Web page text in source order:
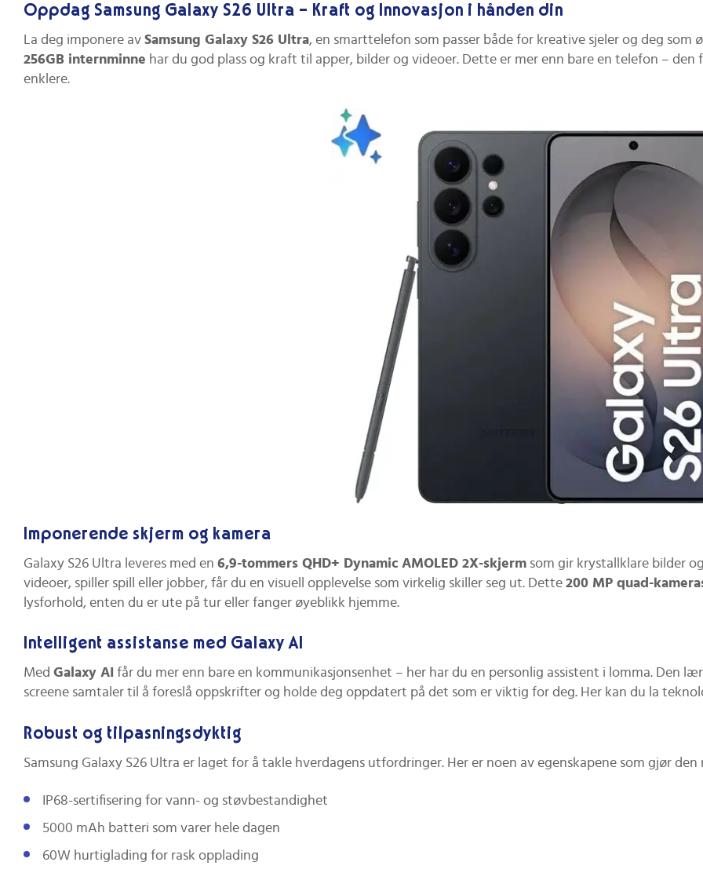
Oppdag Samsung Galaxy S26 Ultra – Kraft og Innovasjon i hånden din
La deg imponere av Samsung Galaxy S26 Ultra, en smarttelefon som passer både for kreative sjeler og deg som
256GB internminne har du god plass og kraft til apper, bilder og videoer. Dette er mer enn bare en telefon –
enklere.
Imponerende skjerm og kamera
Galaxy S26 Ultra leveres med en 6,9-tommers QHD+ Dynamic AMOLED 2X-skjerm som gir krystallklare bilder
videoer, spiller spill eller jobber, får du en visuell opplevelse som virkelig skiller seg ut. Dette 200 MP quad-
lysforhold, enten du er ute på tur eller fanger øyeblikk hjemme.
Intelligent assistanse med Galaxy AI
Med Galaxy AI får du mer enn bare en kommunikasjonsenhet – her har du en personlig assistent i lomma. Den
screene samtaler til å foreslå oppskrifter og holde deg oppdatert på det som er viktig for deg. Her kan du la
Robust og tilpasningsdyktig
Samsung Galaxy S26 Ultra er laget for å takle hverdagens utfordringer. Her er noen av egenskapene som gjør
IP68-sertifisering for vann- og støvbestandighet
5000 mAh batteri som varer hele dagen
60W hurtiglading for rask opplading